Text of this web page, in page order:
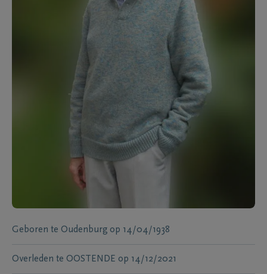
Geboren te Oudenburg op 14/04/1938
Overleden te OOSTENDE op 14/12/2021